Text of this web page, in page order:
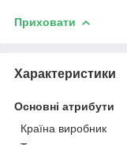
Приховати
Характеристики
Основні атрибути
Країна виробник